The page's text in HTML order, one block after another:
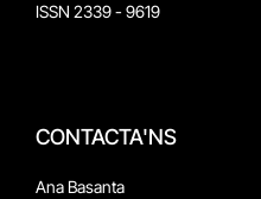
ISSN 2339 - 9619
CONTACTA'NS
Ana Basanta